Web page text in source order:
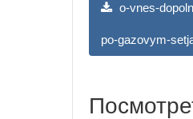
o-vnes-
po-gazovym-